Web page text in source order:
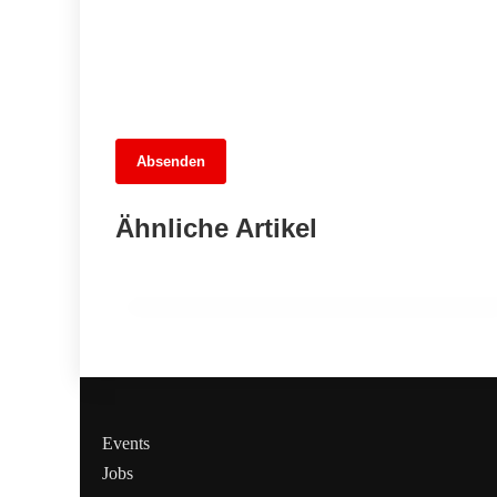
Absenden
Ähnliche Artikel
Neukölln im Umbruch: Hikels Abschied
und die Suche nach Lösungen in
Events
Jobs